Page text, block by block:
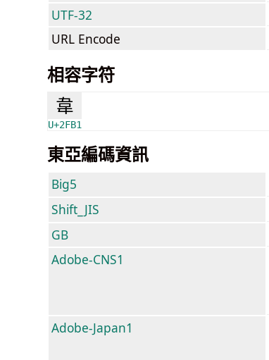
UTF-32
URL Encode
相容字符
⾱
U+2FB1
東亞編碼資訊
Big5
Shift_JIS
GB
Adobe-CNS1
Adobe-Japan1